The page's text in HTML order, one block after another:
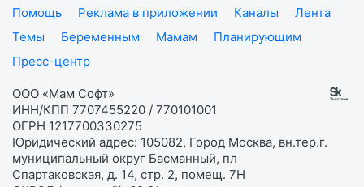
Помощь
Реклама в приложении Каналы
Лента
Темы
Беременным Мамам
Планирующим
Пресс-центр
ООО «Мам Софт»
ИНН/КПП 7707455220 / 770101001
ОГРН 1217700330275
Юридический адрес: 105082, Город Москва, вн.тер.г.
муниципальный округ Басманный, пл
Спартаковская, д. 14, стр. 2, помещ. 7Н